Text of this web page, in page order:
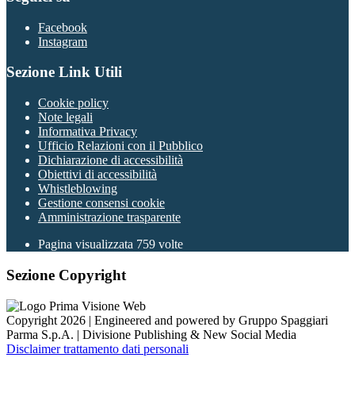
Facebook
Instagram
Sezione Link Utili
Cookie policy
Note legali
Informativa Privacy
Ufficio Relazioni con il Pubblico
Dichiarazione di accessibilità
Obiettivi di accessibilità
Whistleblowing
Gestione consensi cookie
Amministrazione trasparente
Pagina visualizzata 759 volte
Sezione Copyright
Copyright 2026 | Engineered and powered by Gruppo Spaggiari
Parma S.p.A. | Divisione Publishing & New Social Media
Disclaimer trattamento dati personali